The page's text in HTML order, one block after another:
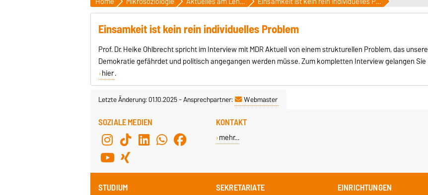
Einsamkeit ist kein rein individuelles Problem
Prof. Dr. Heike Ohlbrecht spricht im Interview mit MDR Aktuell von einem strukturellen Problem, das unsere
Demokratie gefährdet und politisch angegangen werden müsse. Zum kompletten Interview gelangen Sie
hier.
Letzte Änderung: 01.10.2025-Ansprechpartner: Webmaster
SOZIALE MEDIEN KONTAKT
mehr…
STUDIUM SEKRETARIATE EINRICHTUNGEN